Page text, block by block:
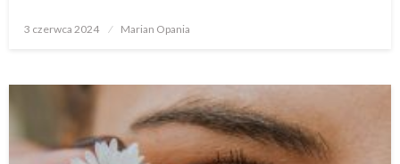
Opublikowane
3 czerwca 2024 Marian Opania